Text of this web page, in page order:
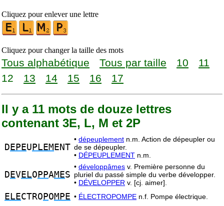
Cliquez pour enlever une lettre
Cliquez pour changer la taille des mots
Tous alphabétique Tous par taille 10
11
12
13 14 15 16 17
Il y a 11 mots de douze lettres
contenant 3E, L, M et 2P
D EPEU PLEM ENT
• dépeuplement n.m. Action de dépeupler ou
de se dépeupler.
• DÉPEUPLEMENT n.m.
D EVELO PPAMES
• développâmes v. Première personne du
pluriel du passé simple du verbe développer.
• DÉVELOPPER v. [cj. aimer].
ELECTRO POMPE • ÉLECTROPOMPE n.f. Pompe électrique.